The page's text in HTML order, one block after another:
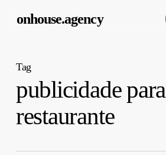
content
onhouse.agency
Tag
publicidade para
restaurante